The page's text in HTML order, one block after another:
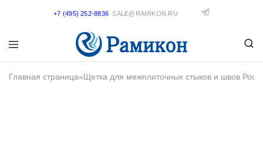
+7 (495) 252-8836 SALE@RAMIKON.RU
Главная страница»Щетка для межплиточных стыков и швов